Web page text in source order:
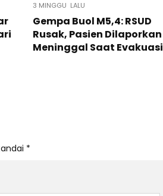
3 MINGGU LALU
Gempa Buol M5,4: RSUD
Rusak, Pasien Dilaporkan
Meninggal Saat Evakuasi
*